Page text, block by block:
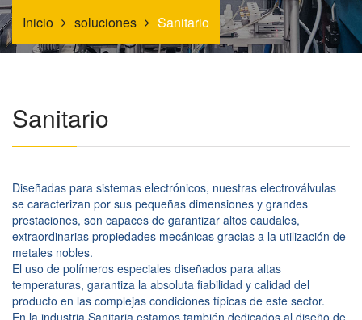
Inicio soluciones Sanitario
Sanitario
Diseñadas para sistemas electrónicos, nuestras electroválvulas
se caracterizan por sus pequeñas dimensiones y grandes
prestaciones, son capaces de garantizar altos caudales,
extraordinarias propiedades mecánicas gracias a la utilización de
metales nobles.
El uso de polímeros especiales diseñados para altas
temperaturas, garantiza la absoluta fiabilidad y calidad del
producto en las complejas condiciones típicas de este sector.
En la industria Sanitaria estamos también dedicados al diseño de